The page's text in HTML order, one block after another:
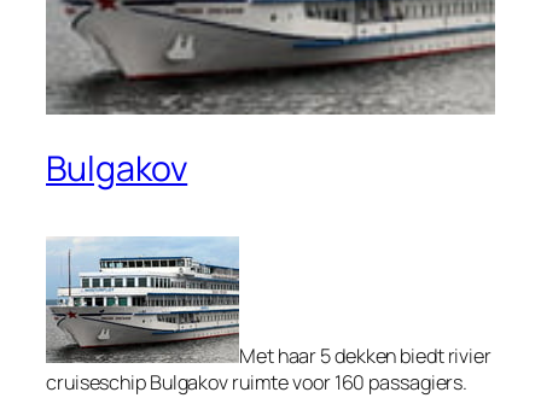
Bulgakov
Met haar 5 dekken biedt rivier
cruiseschip Bulgakov ruimte voor 160 passagiers.